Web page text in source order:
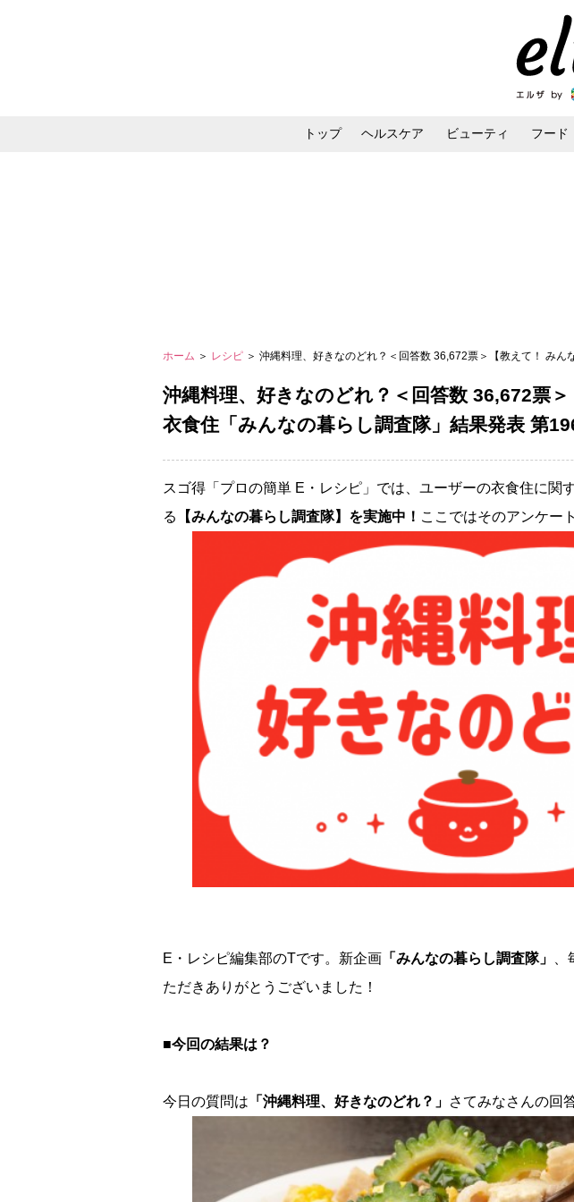
トップ ヘルスケア ビューティ フード
ホーム ＞ レシピ ＞ 沖縄料理、好きなのどれ？＜回答数 36,672票＞【教えて！ みん
沖縄料理、好きなのどれ？＜回答数 36,672票
衣食住「みんなの暮らし調査隊」結果発表 第
スゴ得「プロの簡単 E・レシピ」では、ユーザーの衣食住に関
る
【みんなの暮らし調査隊】を実施中！ ここではそのアンケー
E・レシピ編集部のTです。新企画 「みんなの暮らし調査隊」
ただきありがとうございました！
■今回の結果は？
今日の質問は 「沖縄料理、好きなのどれ？」 さてみなさんの回